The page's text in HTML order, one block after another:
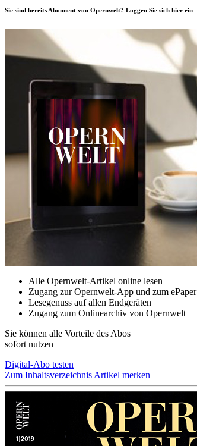
Sie sind bereits Abonnent von Opernwelt? Loggen Sie sich hier ein
Alle Opernwelt-Artikel online lesen
Zugang zur Opernwelt-App und zum ePaper
Lesegenuss auf allen Endgeräten
Zugang zum Onlinearchiv von Opernwelt
Sie können alle Vorteile des Abos
sofort nutzen
Digital-Abo testen
Zum Inhaltsverzeichnis Artikel merken